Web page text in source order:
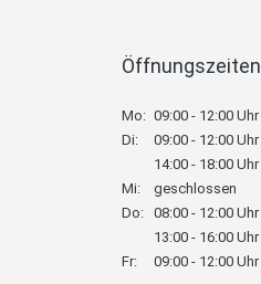
Öffnungszeiten
Mo: 09:00 - 12:00 Uhr
Di:
09:00 - 12:00 Uhr
14:00 - 18:00 Uhr
Mi:
geschlossen
Do: 08:00 - 12:00 Uhr
13:00 - 16:00 Uhr
Fr:
09:00 - 12:00 Uhr